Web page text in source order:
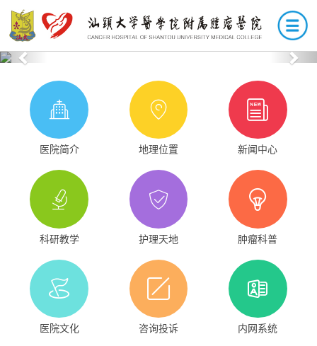
Previous
医院简介 地理位置 新闻中心
科研教学 护理天地 肿瘤科普
医院文化 咨询投诉 内网系统